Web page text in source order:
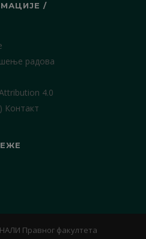
/
радова
4.0
Контакт
Правног факултета